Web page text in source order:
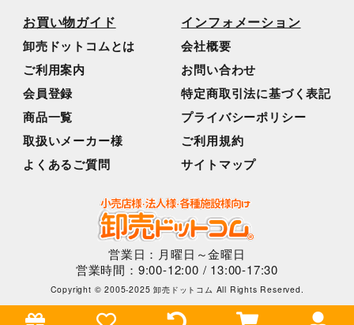
お買い物ガイド
卸売ドットコムとは
ご利用案内
会員登録
商品一覧
取扱いメーカー様
よくあるご質問
インフォメーション
会社概要
お問い合わせ
特定商取引法に基づく表記
プライバシーポリシー
ご利用規約
サイトマップ
営業日：月曜日～金曜日
営業時間：9:00-12:00 / 13:00-17:30
Copyright © 2005-2025 卸売ドットコム All Rights Reserved.